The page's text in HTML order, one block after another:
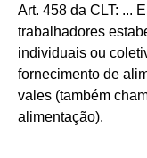
Art. 458 da CLT: ...
trabalhadores
individuais ou
fornecimento de
vales (também
alimentação).